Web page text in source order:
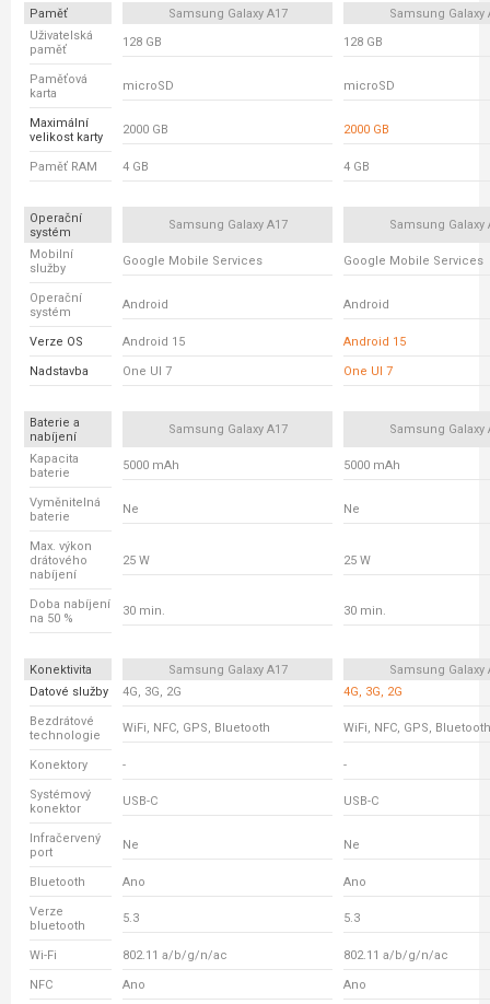
Paměť Samsung Galaxy A17
Samsung Galaxy
Uživatelská
paměť
128 GB 128 GB
Paměťová
karta
microSD microSD
Maximální
velikost karty
2000 GB 2000 GB
Paměť RAM 4 GB 4 GB
Operační
systém
Samsung Galaxy A17 Samsung Galaxy
Mobilní
služby
Google Mobile Services Google Mobile Services
Operační
systém
Android Android
Verze OS Android 15 Android 15
Nadstavba One UI 7 One UI 7
Baterie a
nabíjení
Samsung Galaxy A17 Samsung Galaxy
Kapacita
baterie
5000 mAh 5000 mAh
Vyměnitelná
baterie
Ne Ne
Max. výkon
drátového
nabíjení
25 W 25 W
Doba nabíjení
na 50 %
30 min. 30 min.
Konektivita Samsung Galaxy A17
Samsung Galaxy
Datové služby
4G, 3G, 2G 4G, 3G, 2G
Bezdrátové
technologie
WiFi, NFC, GPS, Bluetooth WiFi, NFC, GPS, Bluetooth
Konektory - -
Systémový
konektor
USB-C USB-C
Infračervený
port
Ne Ne
Bluetooth Ano Ano
Verze
bluetooth
5.3 5.3
Wi-Fi 802.11 a/b/g/n/ac 802.11 a/b/g/n/ac
NFC Ano Ano